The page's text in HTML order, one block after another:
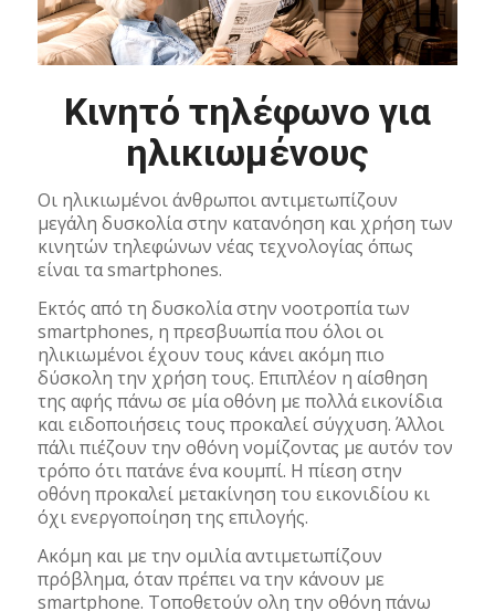
Κινητό τηλέφωνο για
ηλικιωμένους
Οι ηλικιωμένοι άνθρωποι αντιμετωπίζουν
μεγάλη δυσκολία στην κατανόηση και χρήση των
κινητών τηλεφώνων νέας τεχνολογίας όπως
είναι τα smartphones.
Εκτός από τη δυσκολία στην νοοτροπία των
smartphones, η πρεσβυωπία που όλοι οι
ηλικιωμένοι έχουν τους κάνει ακόμη πιο
δύσκολη την χρήση τους. Επιπλέον η αίσθηση
της αφής πάνω σε μία οθόνη με πολλά εικονίδια
και ειδοποιήσεις τους προκαλεί σύγχυση. Άλλοι
πάλι πιέζουν την οθόνη νομίζοντας με αυτόν τον
τρόπο ότι πατάνε ένα κουμπί. Η πίεση στην
οθόνη προκαλεί μετακίνηση του εικονιδίου κι
όχι ενεργοποίηση της επιλογής.
Ακόμη και με την ομιλία αντιμετωπίζουν
πρόβλημα, όταν πρέπει να την κάνουν με
smartphone. Τοποθετούν ολη την οθόνη πάνω